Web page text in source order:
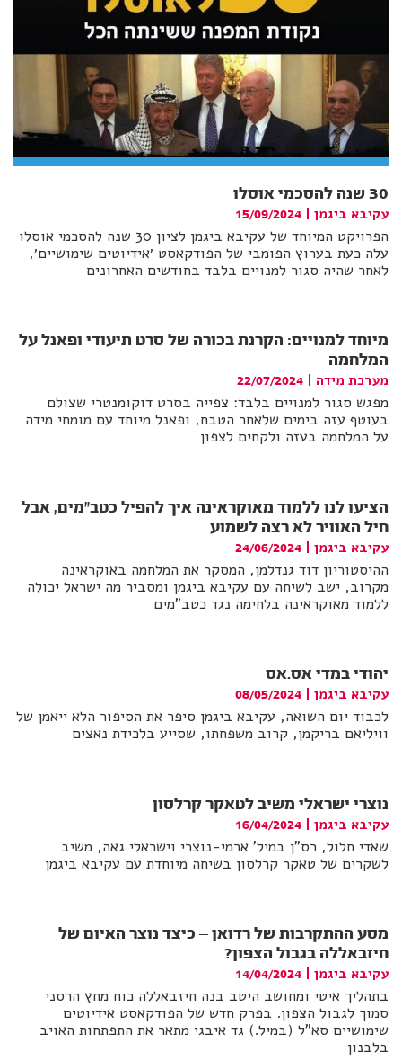
30 שנה להסכמי אוסלו
עקיבא ביגמן |
15/09/2024
הפרויקט המיוחד של עקיבא ביגמן לציון 30 שנה להסכמי אוסלו
עלה כעת בערוץ הפומבי של הפודקאסט ׳אידיוטים שימושיים׳,
לאחר שהיה סגור למנויים בלבד בחודשים האחרונים
מיוחד למנויים: הקרנת בכורה של סרט תיעודי ופאנל על
המלחמה
מערכת מידה
22/07/2024
מפגש סגור למנויים בלבד: צפייה בסרט דוקומנטרי שצולם
בעוטף עזה בימים שלאחר הטבח, ופאנל מיוחד עם מומחי מידה
על המלחמה בעזה ולקחים לצפון
הציעו לנו ללמוד מאוקראינה איך להפיל כטב"מים, אבל
חיל האוויר לא רצה לשמוע
עקיבא ביגמן |
24/06/2024
ההיסטוריון דוד גנדלמן, המסקר את המלחמה באוקראינה
מקרוב, ישב לשיחה עם עקיבא ביגמן ומסביר מה ישראל יכולה
ללמוד מאוקראינה בלחימה נגד כטב"מים
יהודי במדי אס.אס
עקיבא ביגמן
08/05/2024
לכבוד יום השואה, עקיבא ביגמן סיפר את הסיפור הלא ייאמן של
וויליאם בריקמן, קרוב משפחתו, שסייע בלכידת נאצים
נוצרי ישראלי משיב לטאקר קרלסון
עקיבא ביגמן |
16/04/2024
שאדי חלול, רס"ן במיל' ארמי-נוצרי וישראלי גאה, משיב
לשקרים של טאקר קרלסון בשיחה מיוחדת עם עקיבא ביגמן
מסע ההתקרבות של רדואן – כיצד נוצר האיום של
חיזבאללה בגבול הצפון?
עקיבא ביגמן
14/04/2024
בתהליך איטי ומחושב היטב בנה חיזבאללה כוח מחץ הרסני
סמוך לגבול הצפון. בפרק חדש של הפודקאסט אידיוטים
שימושיים סא"ל (במיל.) גד איבגי מתאר את התפתחות האויב
בלבנון